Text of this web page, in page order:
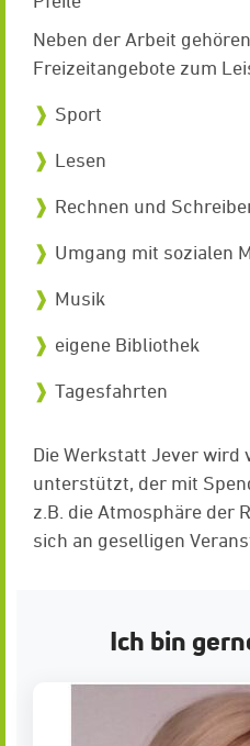
Neben der Arbeit
Freizeitangebote zum
Sport
Lesen
Rechnen und
Umgang mit sozialen
Musik
eigene Bibliothek
Tagesfahrten
Die Werkstatt Jever wird
unterstützt, der mit
z.B. die Atmosphäre der
sich an geselligen
Ich bin